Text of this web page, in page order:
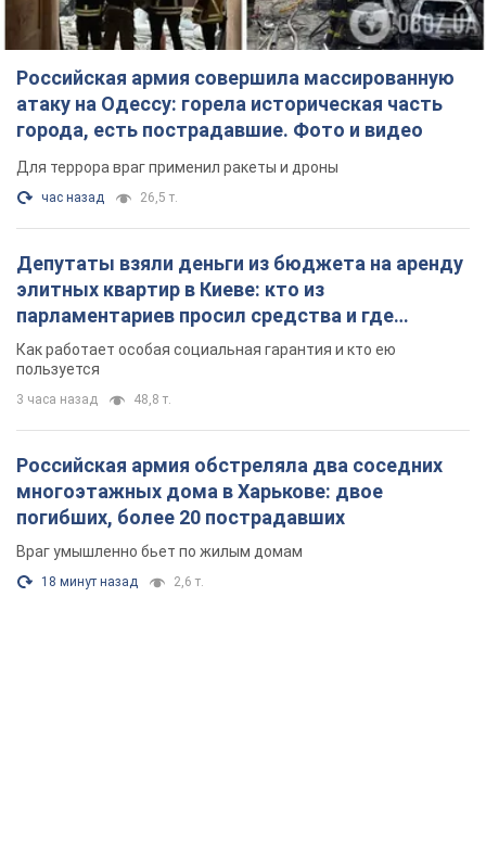
Российская армия совершила массированную
атаку на Одессу: горела историческая часть
города, есть пострадавшие. Фото и видео
Для террора враг применил ракеты и дроны
час назад 26,5 т.
Депутаты взяли деньги из бюджета на аренду
элитных квартир в Киеве: кто из
парламентариев просил средства и где
поселился
Как работает особая социальная гарантия и кто ею
пользуется
3 часа назад 48,8 т.
Российская армия обстреляла два соседних
многоэтажных дома в Харькове: двое
погибших, более 20 пострадавших
Враг умышленно бьет по жилым домам
18 минут назад 2,6 т.